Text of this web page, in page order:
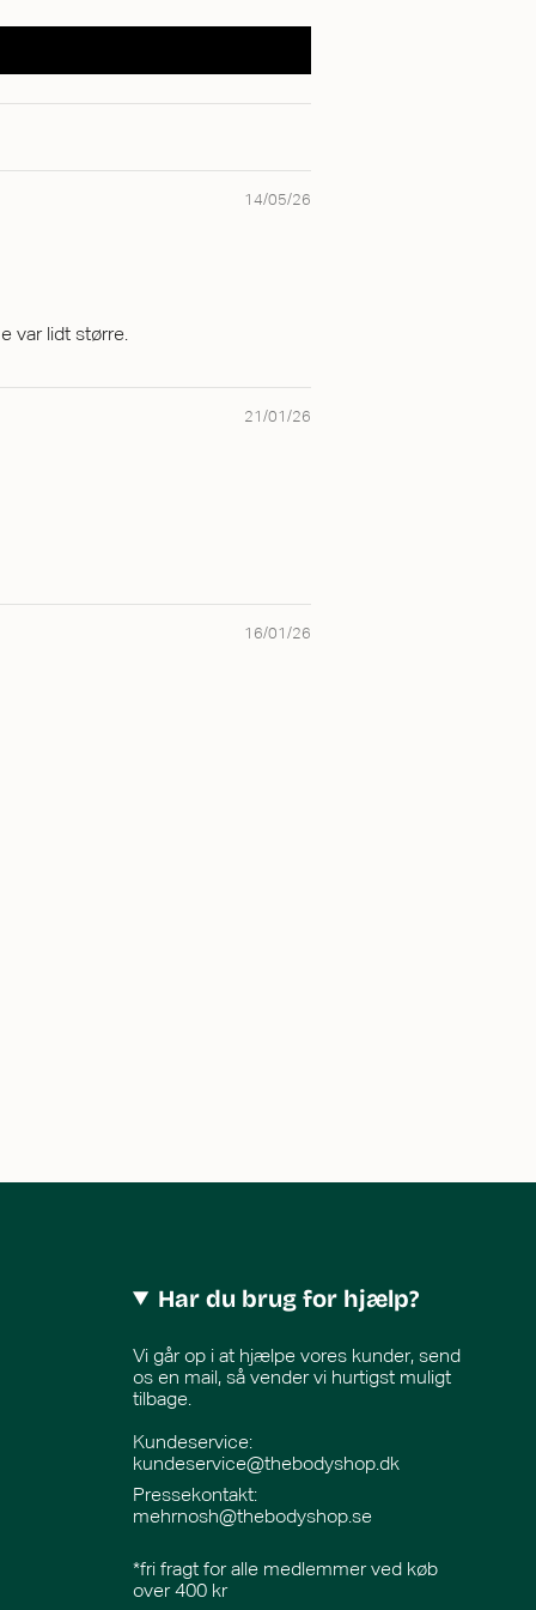
14/05/26
var lidt større.
21/01/26
16/01/26
Har du brug for hjælp?
Vi går op i at hjælpe vores kunder, send
os en mail, så vender vi hurtigst muligt
tilbage.
Kundeservice:
kundeservice@thebodyshop.dk
Pressekontakt:
mehrnosh@thebodyshop.se
*fri fragt for alle medlemmer ved køb
over 400 kr